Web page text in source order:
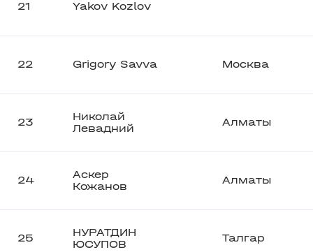
21 Yakov Kozlov
22 Grigory Savva Москва
23
Николай
Левадний
Алматы
24
Аскер
Кожанов
Алматы
25
НУРАТДИН
ЮСУПОВ
Талгар